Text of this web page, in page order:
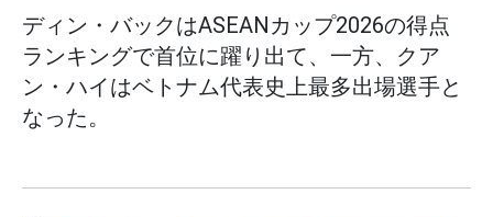
ディン・バックはASEANカップ2026の得点
ランキングで首位に躍り出て、一方、クア
ン・ハイはベトナム代表史上最多出場選手と
なった。